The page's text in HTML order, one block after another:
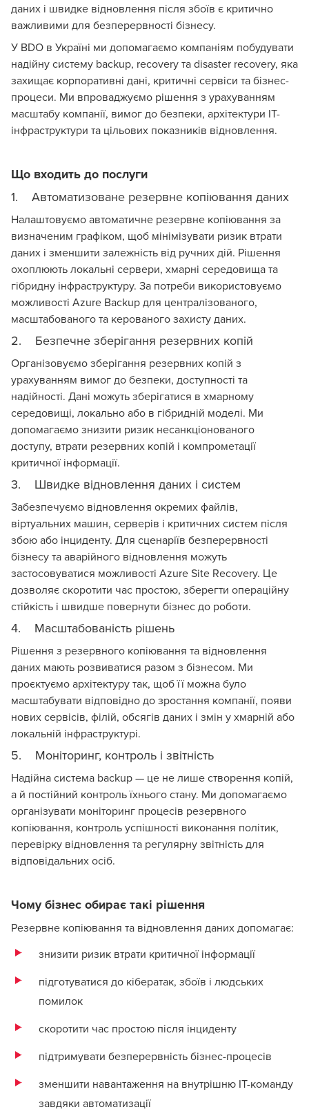
даних і швидке відновлення після збоїв є критично
важливими для безперервності бізнесу.
У BDO в Україні ми допомагаємо компаніям побудувати
надійну систему backup, recovery та disaster recovery, яка
захищає корпоративні дані, критичні сервіси та бізнес-
процеси. Ми впроваджуємо рішення з урахуванням
масштабу компанії, вимог до безпеки, архітектури ІТ-
інфраструктури та цільових показників відновлення.
Що входить до послуги
1. Автоматизоване резервне копіювання даних
Налаштовуємо автоматичне резервне копіювання за
визначеним графіком, щоб мінімізувати ризик втрати
даних і зменшити залежність від ручних дій. Рішення
охоплюють локальні сервери, хмарні середовища та
гібридну інфраструктуру. За потреби використовуємо
можливості Azure Backup для централізованого,
масштабованого та керованого захисту даних.
2. Безпечне зберігання резервних копій
Організовуємо зберігання резервних копій з
урахуванням вимог до безпеки, доступності та
надійності. Дані можуть зберігатися в хмарному
середовищі, локально або в гібридній моделі. Ми
допомагаємо знизити ризик несанкціонованого
доступу, втрати резервних копій і компрометації
критичної інформації.
3. Швидке відновлення даних і систем
Забезпечуємо відновлення окремих файлів,
віртуальних машин, серверів і критичних систем після
збою або інциденту. Для сценаріїв безперервності
бізнесу та аварійного відновлення можуть
застосовуватися можливості Azure Site Recovery. Це
дозволяє скоротити час простою, зберегти операційну
стійкість і швидше повернути бізнес до роботи.
4. Масштабованість рішень
Рішення з резервного копіювання та відновлення
даних мають розвиватися разом з бізнесом. Ми
проєктуємо архітектуру так, щоб її можна було
масштабувати відповідно до зростання компанії, появи
нових сервісів, філій, обсягів даних і змін у хмарній або
локальній інфраструктурі.
5. Моніторинг, контроль і звітність
Надійна система backup — це не лише створення копій,
а й постійний контроль їхнього стану. Ми допомагаємо
організувати моніторинг процесів резервного
копіювання, контроль успішності виконання політик,
перевірку відновлення та регулярну звітність для
відповідальних осіб.
Чому бізнес обирає такі рішення
Резервне копіювання та відновлення даних допомагає:
знизити ризик втрати критичної інформації
підготуватися до кібератак, збоїв і людських
помилок
скоротити час простою після інциденту
підтримувати безперервність бізнес-процесів
зменшити навантаження на внутрішню ІТ-команду
завдяки автоматизації